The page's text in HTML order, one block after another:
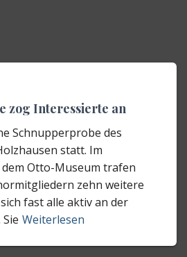
zog Interessierte an
Schnupperprobe des
statt. Im
Otto-Museum trafen
zehn weitere
fast alle aktiv an der
Weiterlesen